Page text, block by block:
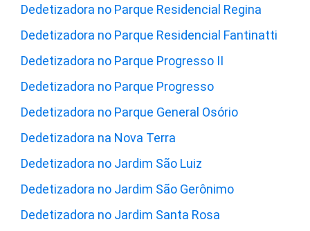
Dedetizadora no Parque Residencial Regina
Dedetizadora no Parque Residencial Fantinatti
Dedetizadora no Parque Progresso II
Dedetizadora no Parque Progresso
Dedetizadora no Parque General Osório
Dedetizadora na Nova Terra
Dedetizadora no Jardim São Luiz
Dedetizadora no Jardim São Gerônimo
Dedetizadora no Jardim Santa Rosa